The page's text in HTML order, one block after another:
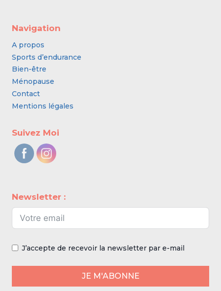
Navigation
A propos
Sports d’endurance
Bien-être
Ménopause
Contact
Mentions légales
Suivez Moi
Newsletter :
J’accepte de recevoir la newsletter par e-mail
JE M'ABONNE